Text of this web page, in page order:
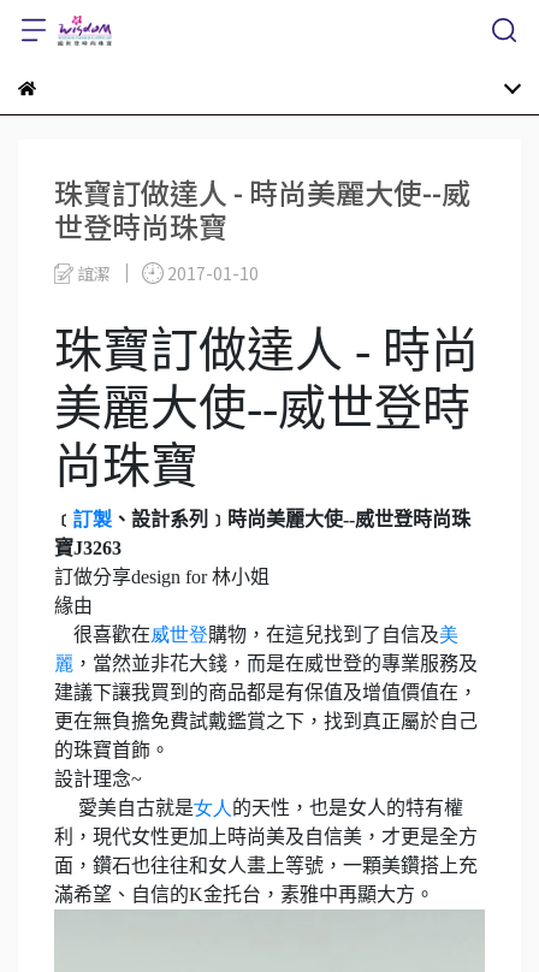
珠寶訂做達人 - 時尚美麗大使--威
世登時尚珠寶
誼潔 2017-01-10
珠寶訂做達人 - 時尚
美麗大使--威世登時
尚珠寶
﹝ 訂製 、設計系列﹞時尚美麗大使--威世登時尚珠
寶J3263
訂做分享design for林小姐
緣由
很喜歡在威世登購物，在這兒找到了自信及美
麗 ，當然並非花大錢，而是在威世登的專業服務及
建議下讓我買到的商品都是有保值及增值價值在，
更在無負擔免費試戴鑑賞之下，找到真正屬於自己
的珠寶首飾。
設計理念~
愛美自古就是女人 的天性，也是女人的特有權
利，現代女性更加上時尚美及自信美，才更是全方
面，鑽石也往往和女人畫上等號，一顆美鑽搭上充
滿希望、自信的K金托台，素雅中再顯大方。